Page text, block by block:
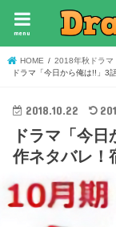
menu
HOME 2018年秋ドラマ
ドラマ「今日から俺は!!」3
2018.10.22
ドラマ「今
作ネタバレ！